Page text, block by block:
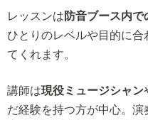
レッスンは防音ブース内
ひとりのレベルや目的に
てくれます。
講師は現役ミュージシャン
だ経験を持つ方が中心。